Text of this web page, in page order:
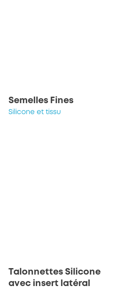
Semelles Fines
Silicone et tissu
Talonnettes Silicone
avec insert latéral